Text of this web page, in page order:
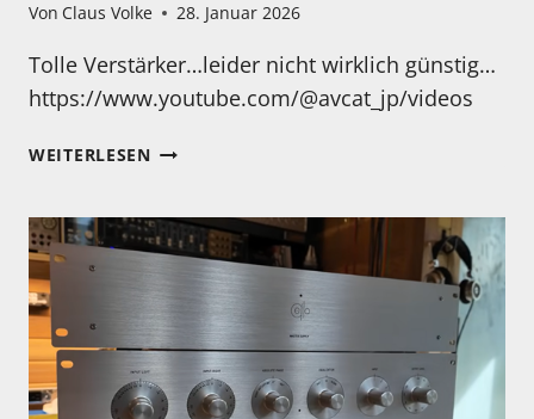
Von Claus Volke 28. Januar 2026
Tolle Verstärker…leider nicht wirklich günstig…
https://www.youtube.com/@avcat_jp/videos
WEITERLESENEIN
BOULDER